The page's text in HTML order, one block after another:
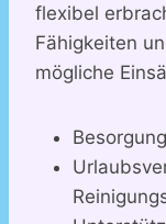
flexibel
Fähigkeiten
mögliche